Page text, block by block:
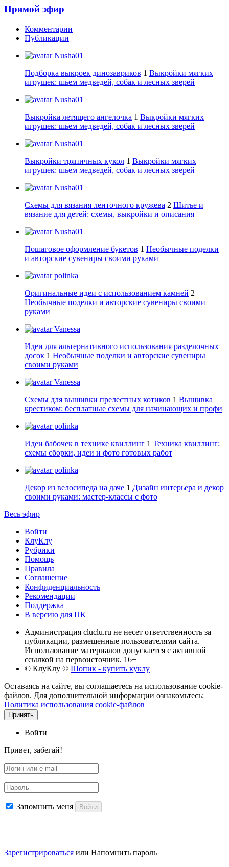
Прямой эфир
Комментарии
Публикации
Nusha01
Подборка выкроек динозавриков 1 Выкройки мягких
игрушек: шьем медведей, собак и лесных зверей
Nusha01
Выкройка летящего ангелочка 1 Выкройки мягких
игрушек: шьем медведей, собак и лесных зверей
Nusha01
Выкройки тряпичных кукол 1 Выкройки мягких
игрушек: шьем медведей, собак и лесных зверей
Nusha01
Схемы для вязания ленточного кружева 2 Шитье и
вязание для детей: схемы, выкройки и описания
Nusha01
Пошаговое оформление букетов 1 Необычные поделки
и авторские сувениры своими руками
polinka
Оригинальные идеи с использованием камней 2
Необычные поделки и авторские сувениры своими
руками
Vanessa
Идеи для альтернативного использования разделочных
досок 1 Необычные поделки и авторские сувениры
своими руками
Vanessa
Схемы для вышивки прелестных котиков 1 Вышивка
крестиком: бесплатные схемы для начинающих и профи
polinka
Идеи бабочек в технике квиллинг 1 Техника квиллинг:
схемы сборки, идеи и фото готовых работ
polinka
Декор из велосипеда на даче 1 Дизайн интерьера и декор
своими руками: мастер-классы с фото
Весь эфир
Войти
КлуКлу
Рубрики
Помощь
Правила
Соглашение
Конфиденциальность
Рекомендации
Поддержка
В версию для ПК
Администрация cluclu.ru не несет ответственность за
публикации, размещенные пользователями сайта.
Использование материалов допускается с активной
ссылкой на первоисточник. 16+
© КлуКлу © Шопик - купить куклу
Оставаясь на сайте, вы соглашаетесь на использование cookie-
файлов. Для дополнительной информации ознакомьтесь:
Политика использования cookie-файлов
Принять
Войти
Привет, забегай!
Запомнить меня Войти
Зарегистрироваться или Напомнить пароль